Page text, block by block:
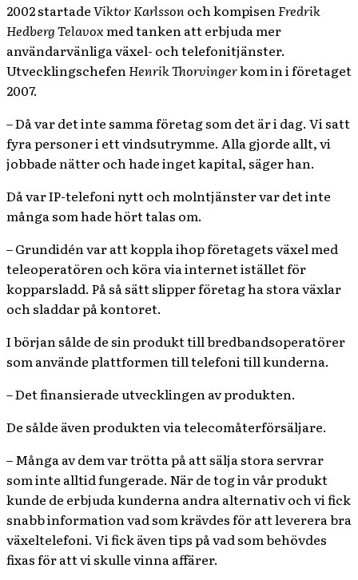
2002 startadeViktor Karlsson och kompisenFredrik
HedbergTelavoxmed tanken att erbjuda mer
användarvänliga växel- och telefonitjänster.
UtvecklingschefenHenrik Thorvingerkom in i företaget
2007.
– Då var det inte samma företag som det är i dag. Vi satt
fyra personer i ett vindsutrymme. Alla gjorde allt, vi
jobbade nätter och hade inget kapital, säger han.
Då var IP-telefoni nytt och molntjänster var det inte
många som hade hört talas om.
– Grundidén var att koppla ihop företagets växel med
teleoperatören och köra via internet istället för
kopparsladd. På så sätt slipper företag ha stora växlar
och sladdar på kontoret.
I början sålde de sin produkt till bredbandsoperatörer
som använde plattformen till telefoni till kunderna.
– Det finansierade utvecklingen av produkten.
De sålde även produkten via telecomåterförsäljare.
– Många av dem var trötta på att sälja stora servrar
som inte alltid fungerade. När de tog in vår produkt
kunde de erbjuda kunderna andra alternativ och vi fick
snabb information vad som krävdes för att leverera bra
växeltelefoni. Vi fick även tips på vad som behövdes
fixas för att vi skulle vinna affärer.